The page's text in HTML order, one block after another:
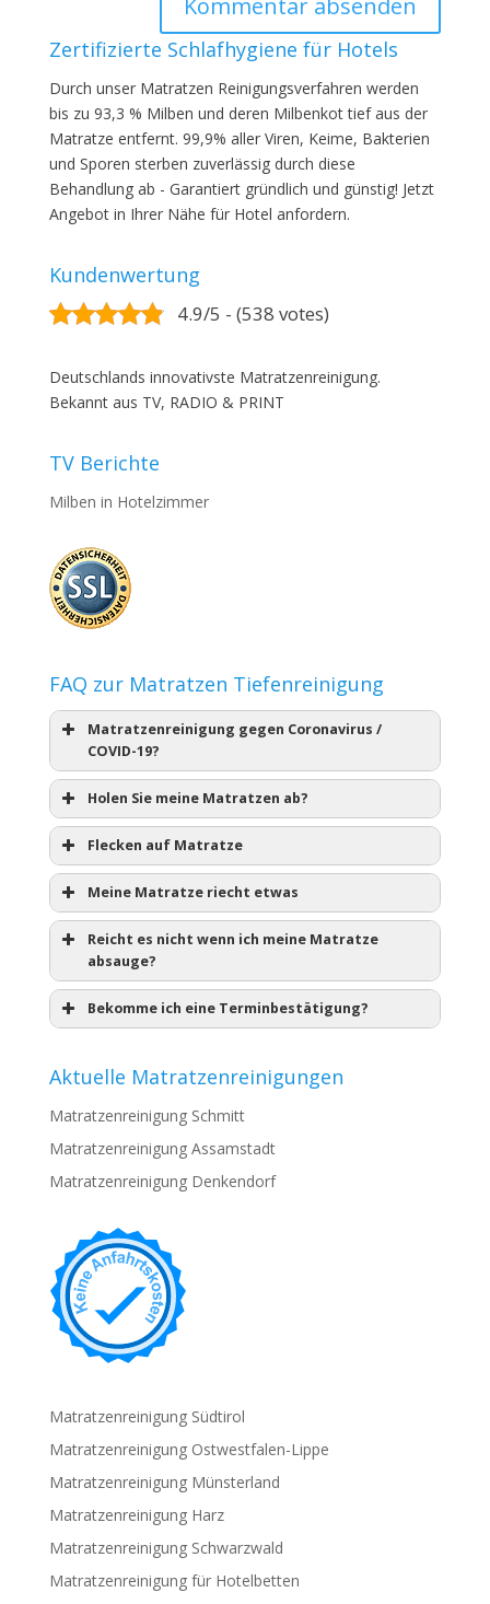
Zertifizierte Schlafhygiene für Hotels
Durch unser Matratzen Reinigungsverfahren werden
bis zu 93,3 % Milben und deren Milbenkot tief aus der
Matratze entfernt. 99,9% aller Viren, Keime, Bakterien
und Sporen sterben zuverlässig durch diese
Behandlung ab - Garantiert gründlich und günstig! Jetzt
Angebot in Ihrer Nähe für Hotel anfordern.
Kundenwertung
4.9/5 - (538 votes)
Deutschlands innovativste Matratzenreinigung.
Bekannt aus TV, RADIO & PRINT
TV Berichte
Milben in Hotelzimmer
FAQ zur Matratzen Tiefenreinigung
Matratzenreinigung gegen Coronavirus /
COVID-19?
Holen Sie meine Matratzen ab?
Flecken auf Matratze
Meine Matratze riecht etwas
Reicht es nicht wenn ich meine Matratze
absauge?
Bekomme ich eine Terminbestätigung?
Aktuelle Matratzenreinigungen
Matratzenreinigung Schmitt
Matratzenreinigung Assamstadt
Matratzenreinigung Denkendorf
Matratzenreinigung Südtirol
Matratzenreinigung Ostwestfalen-Lippe
Matratzenreinigung Münsterland
Matratzenreinigung Harz
Matratzenreinigung Schwarzwald
Matratzenreinigung für Hotelbetten